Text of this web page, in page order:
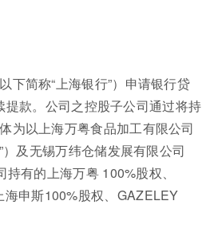
下简称“上海银行”）申请银行贷
款。公司之控股子公司通过将持
为以上海万粤食品加工有限公司
）及无锡万纬仓储发展有限公司
有的上海万粤 100%股权、
申斯100%股权、GAZELEY